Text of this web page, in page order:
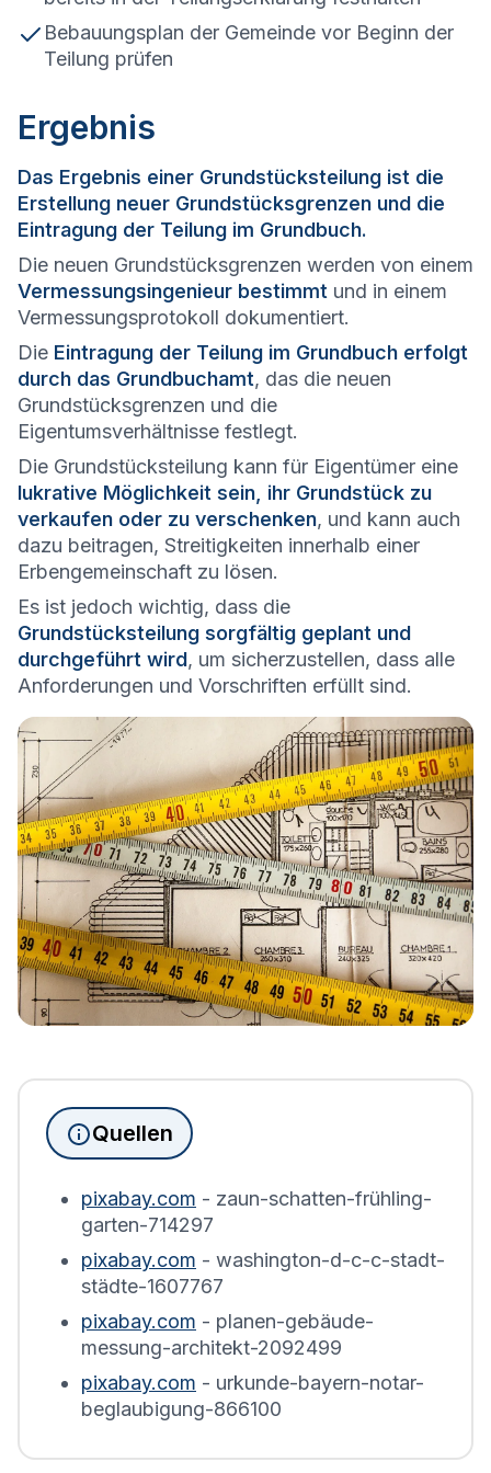
Bebauungsplan der Gemeinde vor Beginn der
Teilung prüfen
Ergebnis
Das Ergebnis einer Grundstücksteilung ist die
Erstellung neuer Grundstücksgrenzen und die
Eintragung der Teilung im Grundbuch.
Die neuen Grundstücksgrenzen werden von einem
Vermessungsingenieur bestimmt und in einem
Vermessungsprotokoll dokumentiert.
Die Eintragung der Teilung im Grundbuch erfolgt
durch das Grundbuchamt, das die neuen
Grundstücksgrenzen und die
Eigentumsverhältnisse festlegt.
Die Grundstücksteilung kann für Eigentümer eine
lukrative Möglichkeit sein, ihr Grundstück zu
verkaufen oder zu verschenken, und kann auch
dazu beitragen, Streitigkeiten innerhalb einer
Erbengemeinschaft zu lösen.
Es ist jedoch wichtig, dass die
Grundstücksteilung sorgfältig geplant und
durchgeführt wird, um sicherzustellen, dass alle
Anforderungen und Vorschriften erfüllt sind.
Quellen
pixabay.com - zaun-schatten-frühling-
garten-714297
pixabay.com - washington-d-c-c-stadt-
städte-1607767
pixabay.com - planen-gebäude-
messung-architekt-2092499
pixabay.com - urkunde-bayern-notar-
beglaubigung-866100